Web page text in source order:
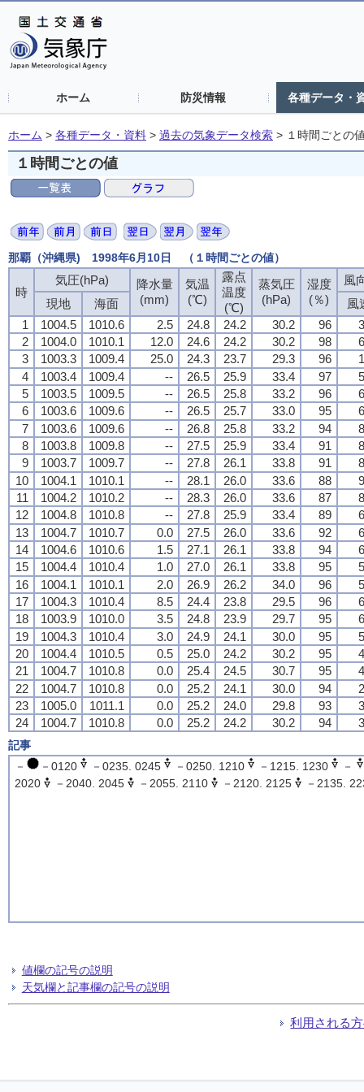
ホーム 防災情報 各種データ・
ホーム > 各種データ・資料 > 過去の気象データ検索 > １時間ごとの
１時間ごとの値
那覇（沖縄県) 1998年6月10日 （１時間ごとの値）
時
気圧(hPa)
降水量
(mm)
気温
(℃)
露点
温度
(℃)
蒸気圧
(hPa)
湿度
(％)
風
現地
海面
風
1
1004.5 1010.6 2.5 24.8 24.2 30.2 96
2
1004.0 1010.1 12.0 24.6 24.2 30.2 98
3
1003.3 1009.4 25.0 24.3 23.7 29.3 96
4
1003.4 1009.4 -- 26.5 25.9 33.4 97
5
1003.5 1009.5 -- 26.5 25.8 33.2 96
6
1003.6 1009.6 -- 26.5 25.7 33.0 95
7
1003.6 1009.6 -- 26.8 25.8 33.2 94
8
1003.8 1009.8 -- 27.5 25.9 33.4 91
9
1003.7 1009.7 -- 27.8 26.1 33.8 91
10
1004.1 1010.1 -- 28.1 26.0 33.6 88
11
1004.2 1010.2 -- 28.3 26.0 33.6 87
12
1004.8 1010.8 -- 27.8 25.9 33.4 89
13
1004.7 1010.7 0.0 27.5 26.0 33.6 92
14
1004.6 1010.6 1.5 27.1 26.1 33.8 94
15
1004.4 1010.4 1.0 27.0 26.1 33.8 95
16
1004.1 1010.1 2.0 26.9 26.2 34.0 96
17
1004.3 1010.4 8.5 24.4 23.8 29.5 96
18
1003.9 1010.0 3.5 24.8 23.9 29.7 95
19
1004.3 1010.4 3.0 24.9 24.1 30.0 95
20
1004.4 1010.5 0.5 25.0 24.2 30.2 95
21
1004.7 1010.8 0.0 25.4 24.5 30.7 95
22
1004.7 1010.8 0.0 25.2 24.1 30.0 94
23
1005.0 1011.1 0.0 25.2 24.0 29.8 93
24
1004.7 1010.8 0.0 25.2 24.2 30.2 94
記事
－
－0120 －0235. 0245 －0250. 1210 －1215. 1230
－
2020
－2040. 2045 －2055. 2110 －2120. 2125 －2135.
値欄の記号の説明
天気欄と記事欄の記号の説明
利用される